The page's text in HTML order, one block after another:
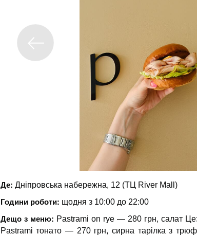
Де: Дніпровська набережна, 12 (ТЦ River Mall)
Години роботи: щодня з 10:00 до 22:00
Дещо з меню: Pastrami on rye — 280 грн, салат
Pastrami тонато — 270 грн, сирна тарілка з